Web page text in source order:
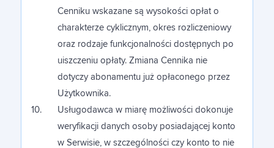
Cenniku wskazane są wysokości opłat o
charakterze cyklicznym, okres rozliczeniowy
oraz rodzaje funkcjonalności dostępnych po
uiszczeniu opłaty. Zmiana Cennika nie
dotyczy abonamentu już opłaconego przez
Użytkownika.
Usługodawca w miarę możliwości dokonuje
weryfikacji danych osoby posiadającej konto
w Serwisie, w szczególności czy konto to nie